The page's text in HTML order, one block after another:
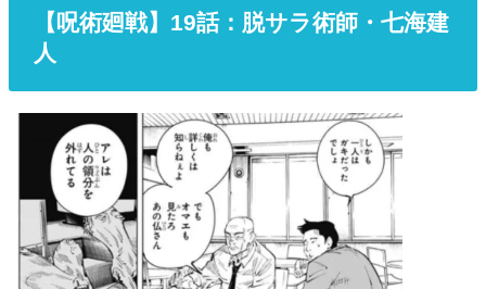
【呪術廻戦】19話：脱サラ術師・七海建
人